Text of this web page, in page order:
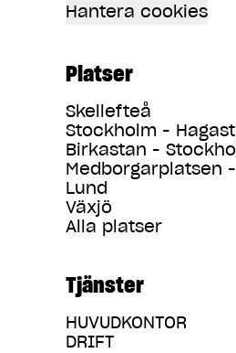
Hantera cookies
Platser
Skellefteå
Stockholm -
Birkastan -
Medborgarplatsen
Lund
Växjö
Alla platser
Tjänster
HUVUDKONTOR
DRIFT